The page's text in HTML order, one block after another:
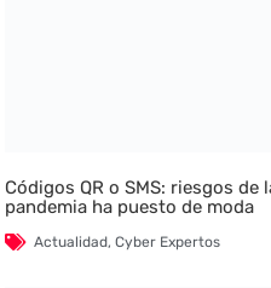
Códigos QR o SMS: riesgos
pandemia ha puesto de moda
Actualidad,Cyber Expertos